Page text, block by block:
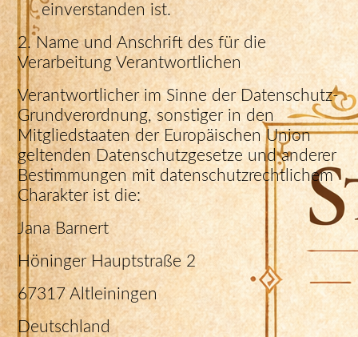
einverstanden ist.
2. Name und Anschrift des für die
Verarbeitung Verantwortlichen
Verantwortlicher im Sinne der Datenschutz-
Grundverordnung, sonstiger in den
Mitgliedstaaten der Europäischen Union
geltenden Datenschutzgesetze und anderer
Bestimmungen mit datenschutzrechtlichem
Charakter ist die:
Jana Barnert
Höninger Hauptstraße 2
67317 Altleiningen
Deutschland